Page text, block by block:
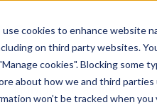
use cookies to enhance website
on third party websites.
cookies". Blocking some
about how we and third parties
won’t be tracked when
Centre de
Individus et familles